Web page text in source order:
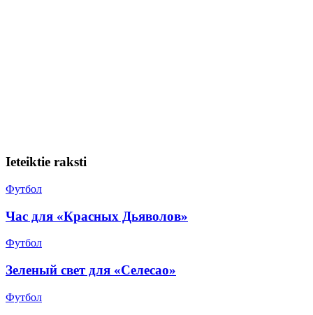
Ieteiktie raksti
Футбол
Час для «Красных Дьяволов»
Футбол
Зеленый свет для «Селесао»
Футбол